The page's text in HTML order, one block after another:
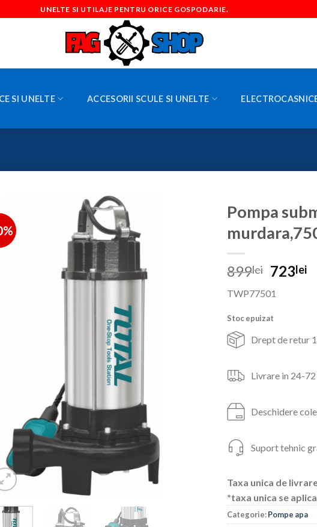
UNELTE SI UTILAJE PENTRU ORICE GOSPODARIE.
SI UNELTE ACCESORII SCULE SI UNELTE
Pompa
899lei Prețul
a
fost:
723lei
TWP77501
Stoc epuizat
Drept de retur
Livrare in 24-
Deschidere
Suport tehnic
Taxa unica de
*taxa unica se
Categorie:Pompe apa